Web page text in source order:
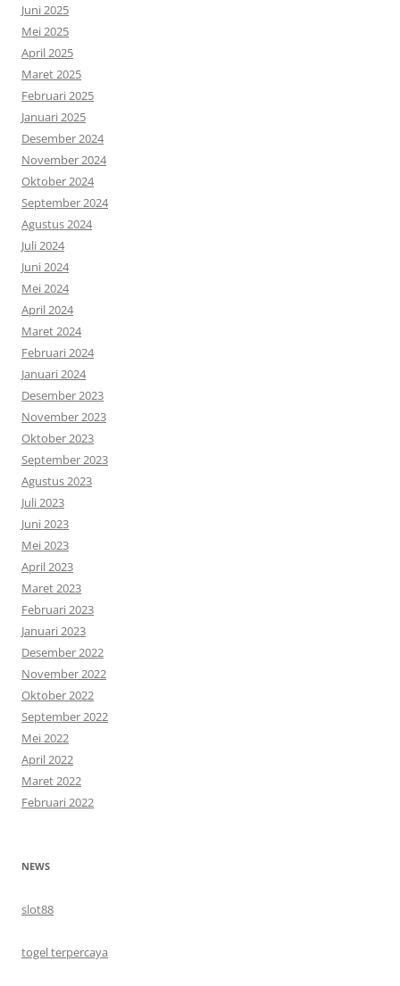
Juni 2025
Mei 2025
April 2025
Maret 2025
Februari 2025
Januari 2025
Desember 2024
November 2024
Oktober 2024
September 2024
Agustus 2024
Juli 2024
Juni 2024
Mei 2024
April 2024
Maret 2024
Februari 2024
Januari 2024
Desember 2023
November 2023
Oktober 2023
September 2023
Agustus 2023
Juli 2023
Juni 2023
Mei 2023
April 2023
Maret 2023
Februari 2023
Januari 2023
Desember 2022
November 2022
Oktober 2022
September 2022
Mei 2022
April 2022
Maret 2022
Februari 2022
NEWS
slot88
togel terpercaya